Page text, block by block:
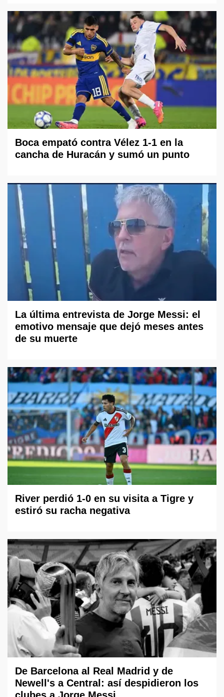
Boca empató contra Vélez 1-1 en la
cancha de Huracán y sumó un punto
La última entrevista de Jorge Messi: el
emotivo mensaje que dejó meses antes
de su muerte
River perdió 1-0 en su visita a Tigre y
estiró su racha negativa
De Barcelona al Real Madrid y de
Newell's a Central: así despidieron los
clubes a Jorge Messi